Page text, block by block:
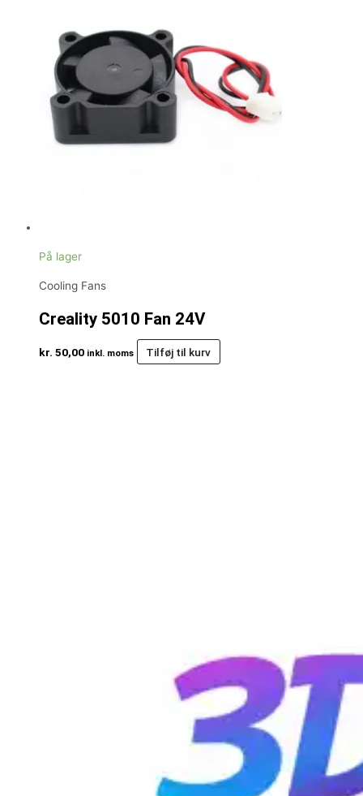
På lager
Cooling Fans
Creality 5010 Fan 24V
kr. 50,00 inkl. moms Tilføj til kurv